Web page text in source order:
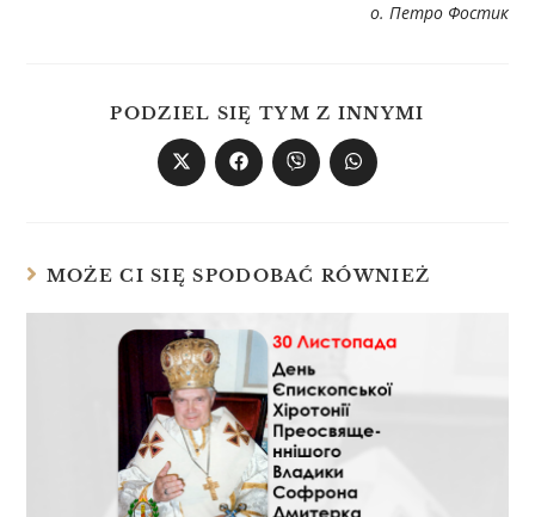
о. Петро Фостик
PODZIEL SIĘ TYM Z INNYMI
MOŻE CI SIĘ SPODOBAĆ RÓWNIEŻ